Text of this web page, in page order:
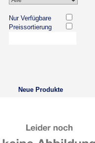
Nur Verfügbare
Preissortierung
Neue Produkte